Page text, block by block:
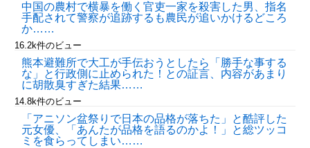
銅線ケーブル2.2トン盗んだベトナム国籍の男を逮捕 #移民 #外国人 #ニュース
中国の農村で横暴を働く官吏一家を殺害した男、指名
手配されて警察が追跡するも農民が追いかけるどころ
か……
16.2k件のビュー
熊本避難所で大工が手伝おうとしたら「勝手な事する
な」と行政側に止められた！との証言、内容があまり
に胡散臭すぎた結果……
14.8k件のビュー
「アニソン盆祭りで日本の品格が落ちた」と酷評した
元女優、「あんたが品格を語るのかよ！」と総ツッコ
ミを食らってしまい……